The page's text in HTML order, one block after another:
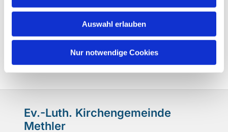
Auswahl erlauben
Nur notwendige Cookies
Ev.-Luth. Kirchengemeinde
Methler